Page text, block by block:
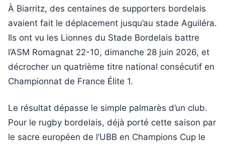
À Biarritz, des centaines de supporters bordelais
avaient fait le déplacement jusqu’au stade Aguiléra.
Ils ont vu les Lionnes du Stade Bordelais battre
l’ASM Romagnat 22-10, dimanche 28 juin 2026, et
décrocher un quatrième titre national consécutif en
Championnat de France Élite 1.
Le résultat dépasse le simple palmarès d’un club.
Pour le rugby bordelais, déjà porté cette saison par
le sacre européen de l’UBB en Champions Cup le